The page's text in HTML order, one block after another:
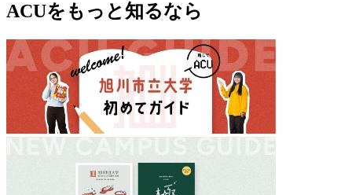
ACUをもっと知るなら